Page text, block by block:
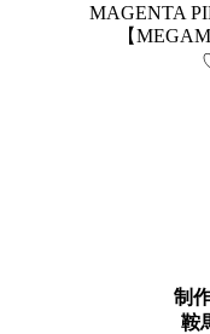
MAGENTA
【
制
鞍